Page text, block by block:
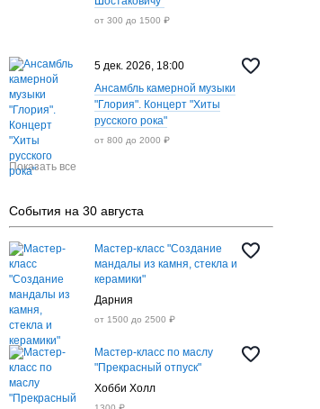
от 300 до 1500 ₽
5 дек. 2026, 18:00
Ансамбль камерной музыки
"Глория". Концерт "Хиты
русского рока"
от 800 до 2000 ₽
Показать все
События на 30 августа
Мастер-класс "Создание
мандалы из камня, стекла и
керамики"
Дарния
от 1500 до 2500 ₽
Мастер-класс по маслу
"Прекрасный отпуск"
Хобби Холл